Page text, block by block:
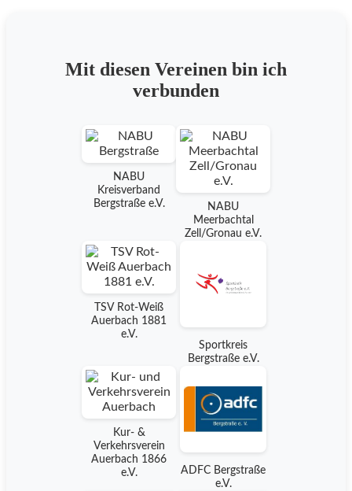
Mit diesen Vereinen bin ich
verbunden
NABU
Kreisverband
Bergstraße e.V.
NABU
Meerbachtal
Zell/Gronau e.V.
TSV Rot-Weiß
Auerbach 1881
e.V.
Sportkreis
Bergstraße e.V.
Kur- &
Verkehrsverein
Auerbach 1866
e.V.
ADFC Bergstraße
e.V.